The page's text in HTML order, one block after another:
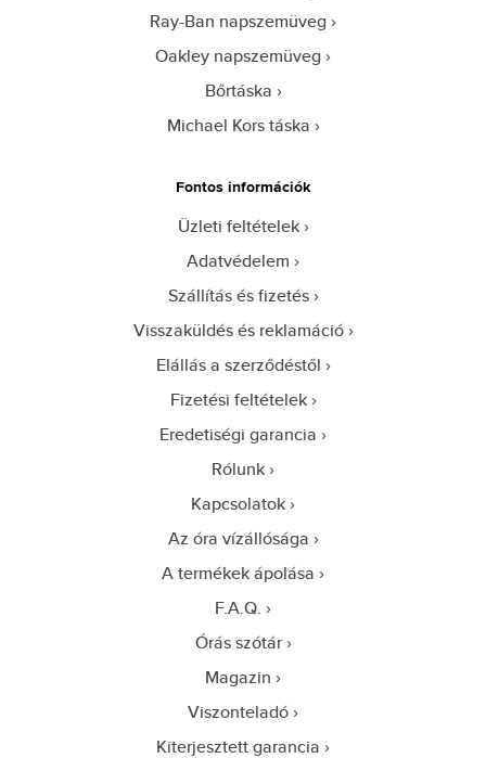
Ray-Ban napszemüveg
Oakley napszemüveg
Bőrtáska
Michael Kors táska
Fontos információk
Üzleti feltételek
Adatvédelem
Szállítás és fizetés
Visszaküldés és reklamáció
Elállás a szerződéstől
Fizetési feltételek
Eredetiségi garancia
Rólunk
Kapcsolatok
Az óra vízállósága
A termékek ápolása
F.A.Q.
Órás szótár
Magazin
Viszonteladó
Kiterjesztett garancia